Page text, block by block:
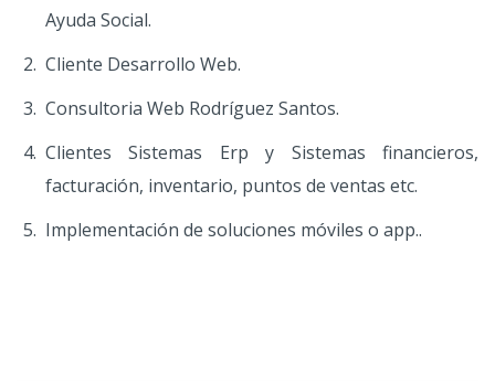
Ayuda Social.
Cliente Desarrollo Web.
Consultoria Web Rodríguez Santos.
Clientes Sistemas Erp y Sistemas financieros,
facturación, inventario, puntos de ventas etc.
Implementación de soluciones móviles o app..